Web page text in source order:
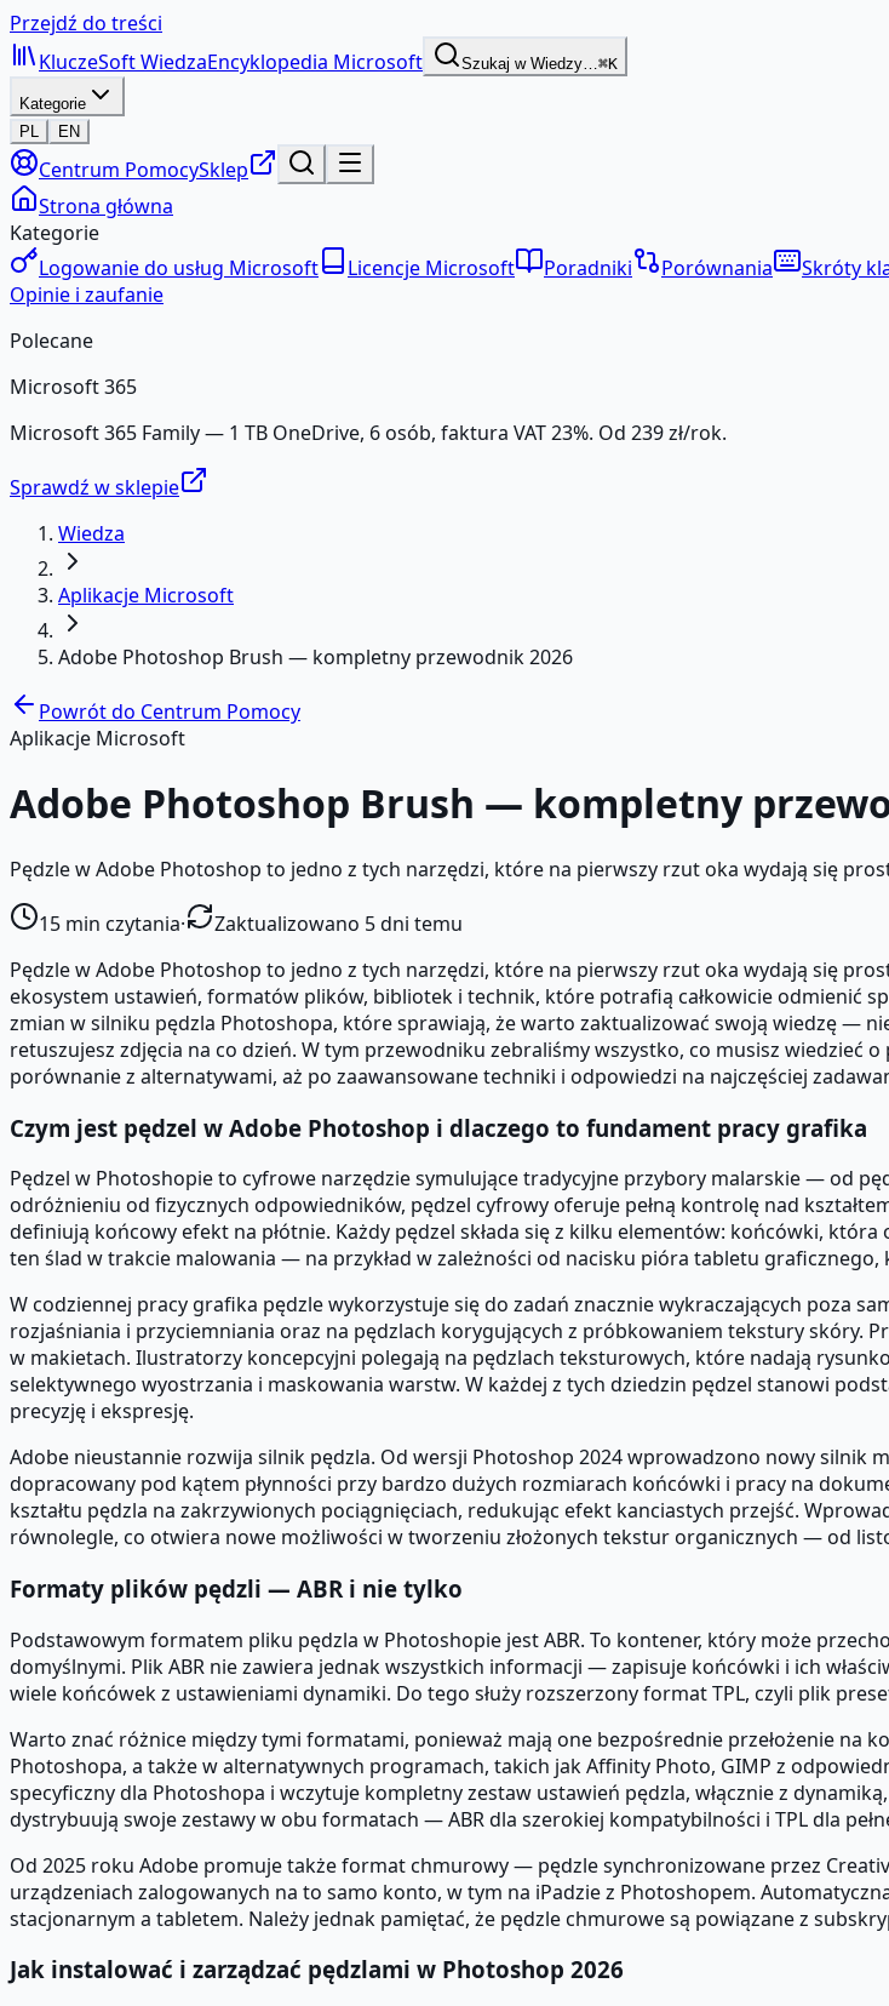
Przejdź do treści
KluczeSoftWiedzaEncyklopedia Microsoft Szukaj w Wiedzy…⌘K
Kategorie
PL
EN
Centrum PomocySklep
Strona główna
Kategorie
Logowanie do usług Microsoft
Licencje Microsoft Poradniki Porównania Skróty
Opinie i zaufanie
Polecane
Microsoft 365
Microsoft 365 Family — 1 TB OneDrive, 6 osób, faktura VAT 23%. Od 239 zł/rok.
Sprawdź w sklepie
Wiedza
Aplikacje Microsoft
Adobe Photoshop Brush — kompletny przewodnik 2026
Powrót do Centrum Pomocy
Aplikacje Microsoft
Adobe Photoshop Brush — kompletny
Pędzle w Adobe Photoshop to jedno z tych narzędzi, które na pierwszy rzut oka wydają się
15 min czytania·
Zaktualizowano 5 dni temu
Pędzle w Adobe Photoshop to jedno z tych narzędzi, które na pierwszy rzut oka wydają się
ekosystem ustawień, formatów plików, bibliotek i technik, które potrafią całkowicie odmienić
zmian w silniku pędzla Photoshopa, które sprawiają, że warto zaktualizować swoją wiedzę —
retuszujesz zdjęcia na co dzień. W tym przewodniku zebraliśmy wszystko, co musisz wiedzieć
porównanie z alternatywami, aż po zaawansowane techniki i odpowiedzi na najczęściej
Czym jest pędzel w Adobe Photoshop i dlaczego to fundament pracy grafika
Pędzel w Photoshopie to cyfrowe narzędzie symulujące tradycyjne przybory malarskie — od
odróżnieniu od fizycznych odpowiedników, pędzel cyfrowy oferuje pełną kontrolę nad
definiują końcowy efekt na płótnie. Każdy pędzel składa się z kilku elementów: końcówki,
ten ślad w trakcie malowania — na przykład w zależności od nacisku pióra tabletu graficznego,
W codziennej pracy grafika pędzle wykorzystuje się do zadań znacznie wykraczających poza
rozjaśniania i przyciemniania oraz na pędzlach korygujących z próbkowaniem tekstury skóry.
w makietach. Ilustratorzy koncepcyjni polegają na pędzlach teksturowych, które nadają
selektywnego wyostrzania i maskowania warstw. W każdej z tych dziedzin pędzel stanowi
precyzję i ekspresję.
Adobe nieustannie rozwija silnik pędzla. Od wersji Photoshop 2024 wprowadzono nowy silnik
dopracowany pod kątem płynności przy bardzo dużych rozmiarach końcówki i pracy na
kształtu pędzla na zakrzywionych pociągnięciach, redukując efekt kanciastych przejść.
równolegle, co otwiera nowe możliwości w tworzeniu złożonych tekstur organicznych — od
Formaty plików pędzli — ABR i nie tylko
Podstawowym formatem pliku pędzla w Photoshopie jest ABR. To kontener, który może
domyślnymi. Plik ABR nie zawiera jednak wszystkich informacji — zapisuje końcówki i ich
wiele końcówek z ustawieniami dynamiki. Do tego służy rozszerzony format TPL, czyli plik
Warto znać różnice między tymi formatami, ponieważ mają one bezpośrednie przełożenie na
Photoshopa, a także w alternatywnych programach, takich jak Affinity Photo, GIMP z
specyficzny dla Photoshopa i wczytuje kompletny zestaw ustawień pędzla, włącznie z
dystrybuują swoje zestawy w obu formatach — ABR dla szerokiej kompatybilności i TPL dla
Od 2025 roku Adobe promuje także format chmurowy — pędzle synchronizowane przez
urządzeniach zalogowanych na to samo konto, w tym na iPadzie z Photoshopem.
stacjonarnym a tabletem. Należy jednak pamiętać, że pędzle chmurowe są powiązane z
Jak instalować i zarządzać pędzlami w Photoshop 2026